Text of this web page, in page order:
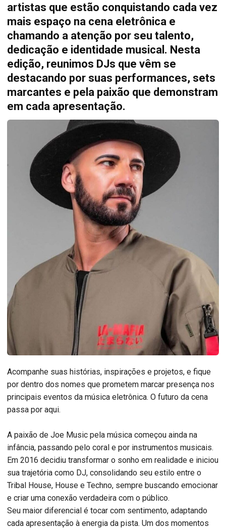
artistas que estão conquistando cada vez
mais espaço na cena eletrônica e
chamando a atenção por seu talento,
dedicação e identidade musical. Nesta
edição, reunimos DJs que vêm se
destacando por suas performances, sets
marcantes e pela paixão que demonstram
em cada apresentação.
Acompanhe suas histórias, inspirações e projetos, e fique
por dentro dos nomes que prometem marcar presença nos
principais eventos da música eletrônica. O futuro da cena
passa por aqui.
A paixão de Joe Music pela música começou ainda na
infância, passando pelo coral e por instrumentos musicais.
Em 2016 decidiu transformar o sonho em realidade e iniciou
sua trajetória como DJ, consolidando seu estilo entre o
Tribal House, House e Techno, sempre buscando emocionar
e criar uma conexão verdadeira com o público.
Seu maior diferencial é tocar com sentimento, adaptando
cada apresentação à energia da pista. Um dos momentos